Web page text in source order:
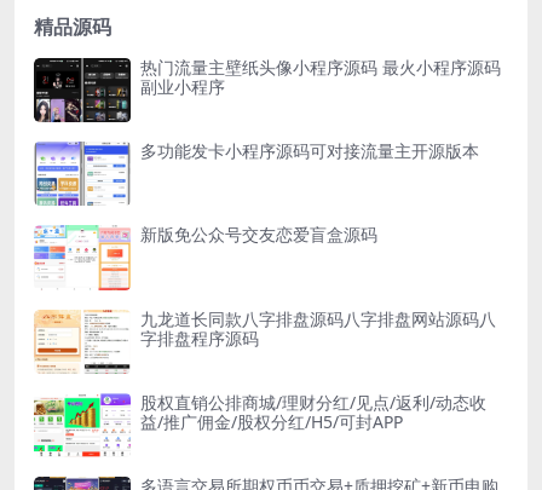
精品源码
热门流量主壁纸头像小程序源码 最火小程序源码
副业小程序
多功能发卡小程序源码可对接流量主开源版本
新版免公众号交友恋爱盲盒源码
九龙道长同款八字排盘源码八字排盘网站源码八
字排盘程序源码
股权直销公排商城/理财分红/见点/返利/动态收
益/推广佣金/股权分红/H5/可封APP